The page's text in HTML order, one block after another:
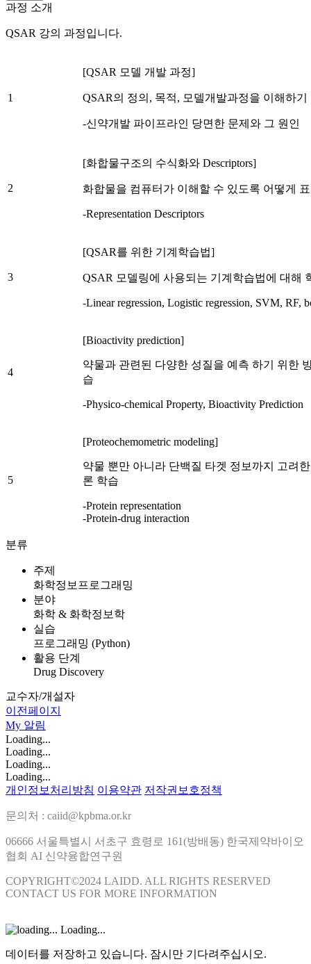
과정 소개
QSAR 강의 과정입니다.
1
[QSAR 모델 개발 과정]
QSAR의 정의, 목적, 모델개발과정을 이해하기
-신약개발 파이프라인 당면한 문제와 그 원인
2
[화합물구조의 수식화와 Descriptors]
화합물을 컴퓨터가 이해할 수 있도록 어떻게
-Representation Descriptors
3
[QSAR를 위한 기계학습법]
QSAR 모델링에 사용되는 기계학습법에 대해
-Linear regression, Logistic regression, SVM, RF,
4
[Bioactivity prediction]
약물과 관련된 다양한 성질을 예측 하기 위한
습
-Physico-chemical Property, Bioactivity Prediction
5
[Proteochemometric modeling]
약물 뿐만 아니라 단백질 타겟 정보까지 고려
론 학습
-Protein representation
-Protein-drug interaction
분류
주제
화학정보프로그래밍
분야
화학 & 화학정보학
실습
프로그래밍 (Python)
활용 단계
Drug Discovery
교수자/개설자
이전페이지
My 알림
Loading...
Loading...
Loading...
Loading...
개인정보처리방침 이용약관 저작권보호정책
문의처 : caiid@kpbma.or.kr
06666 서울특별시 서초구 효령로 161(방배동) 한국제약바이오
협회 AI 신약융합연구원
COPYRIGHT©2024 LAIDD. ALL RIGHTS RESERVED
CONTACT US FOR MORE INFORMATION
Loading...
데이터를 저장하고 있습니다. 잠시만 기다려주십시오.